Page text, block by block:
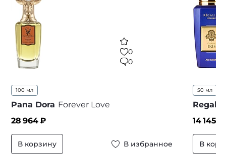
0
0
100 мл
Pana Dora Forever Love
28 964₽
В корзину В избранное
50 мл
14 145
В